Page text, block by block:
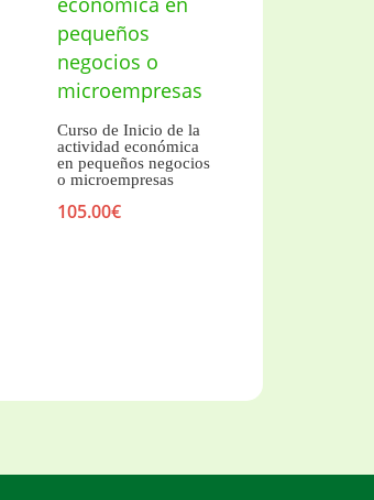
Curso de Inicio de la
actividad económica
en pequeños negocios
o microempresas
105.00€